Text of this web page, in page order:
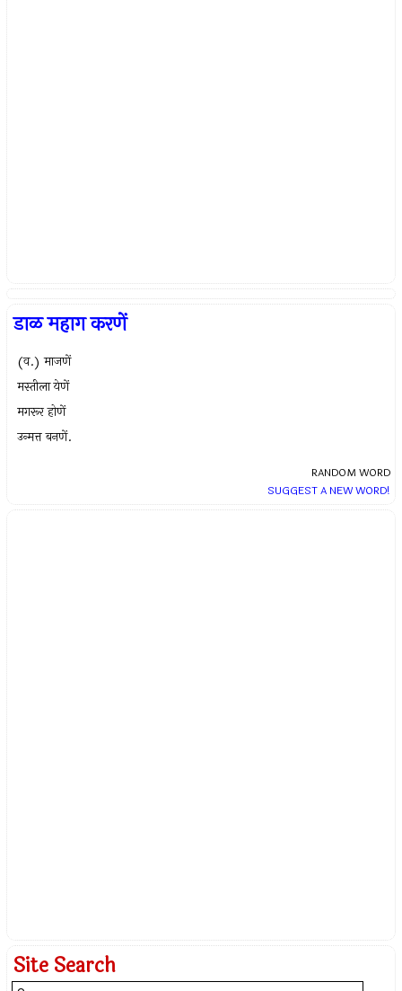
डाळ महाग करणें
(व.) माजणें
मस्‍तीला येणें
मगरूर होणें
उन्मत्त बनणें.
RANDOM WORD
SUGGEST A NEW WORD!
Site Search